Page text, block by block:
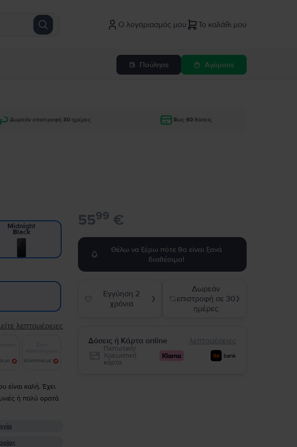
Ο λογαριασμός μου Το καλάθι μου
Πούλησε Αγόρασε
Δωρεάν επιστροφή 30 ημέρες Έως 60 δόσεις
Midnight
Black
λεπτομέρειες
με! Ειδοποίησε με!
είναι καλή. Έχει
ή πολύ ορατά
5599 €
Θέλω να ξέρω πότε θα είναι ξανά
διαθέσιμο!
Εγγύηση 2
χρόνια
❯
Δωρεάν
επιστροφή σε 30
ημέρες
❯
Δόσεις ή Κάρτα online λεπτομέρειες
Πιστωτική/
Χρεωστική
κάρτα